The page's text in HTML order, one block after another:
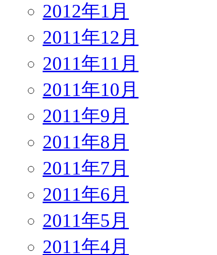
2012年1月
2011年12月
2011年11月
2011年10月
2011年9月
2011年8月
2011年7月
2011年6月
2011年5月
2011年4月